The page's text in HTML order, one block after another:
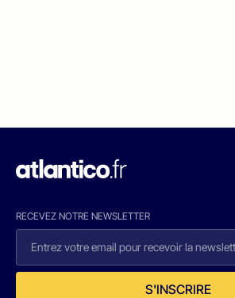
RECEVEZ NOTRE NEWSLETTER
S'INSCRIRE